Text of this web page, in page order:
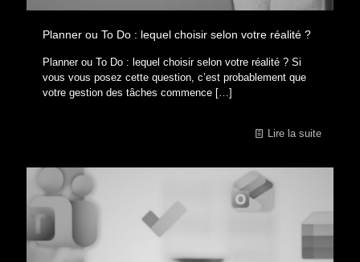
Planner ou To Do : lequel choisir selon votre réalité ?
Planner ou To Do : lequel choisir selon votre réalité ? Si
vous vous posez cette question, c’est probablement que
votre gestion des tâches commence […]
Lire la suite